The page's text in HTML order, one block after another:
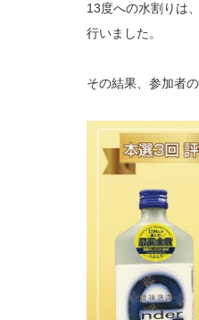
13度への水割りは
行いました。
その結果、参加者